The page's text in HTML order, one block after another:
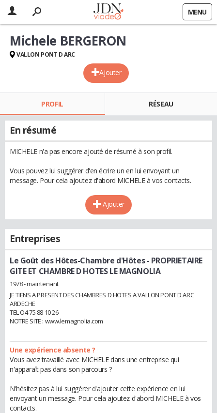
MENU
Ajouter
Michele BERGERON
VALLON PONT D ARC
PROFIL RÉSEAU
En résumé
MICHELE n'a pas encore ajouté de résumé à son profil.
Vous pouvez lui suggérer d'en écrire un en lui envoyant un
message. Pour cela ajoutez d'abord MICHELE à vos contacts.
Ajouter
Entreprises
Le Goût des Hôtes-Chambre d'Hôtes- PROPRIETAIRE
GITE ET CHAMBRE D HOTES LE MAGNOLIA
1978 - maintenant
JE TIENS A PRESENT DES CHAMBRES D HOTES A VALLON PONT D ARC
ARDECHE
TEL O4 75 88 10 26
NOTRE SITE : www.lemagnolia.com
Une expérience absente ?
Vous avez travaillé avec MICHELE dans une entreprise qui
n'apparaît pas dans son parcours ?
N'hésitez pas à lui suggérer d'ajouter cette expérience en lui
envoyant un message. Pour cela ajoutez d'abord MICHELE à vos
contacts.